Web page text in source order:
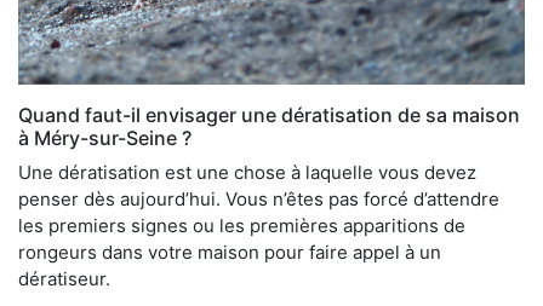
Quand faut-il envisager une dératisation de sa maison
à Méry-sur-Seine ?
Une dératisation est une chose à laquelle vous devez
penser dès aujourd’hui. Vous n’êtes pas forcé d’attendre
les premiers signes ou les premières apparitions de
rongeurs dans votre maison pour faire appel à un
dératiseur.